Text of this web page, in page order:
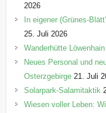
2026
In eigener (Grünes-
25. Juli 2026
Wanderhütte
Neues Personal und
Osterzgebirge 21. Juli
Solarpark-Salamitaktik
Wiesen voller Leben: